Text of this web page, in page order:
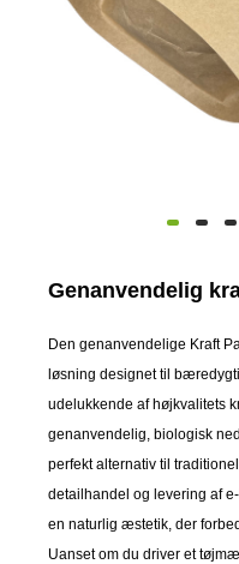
Genanvendelig
Den genanvendelige Kraft
løsning designet til
udelukkende af højkvalitets
genanvendelig, biologisk
perfekt alternativ til
detailhandel og levering af
en naturlig æstetik, der
Uanset om du driver et